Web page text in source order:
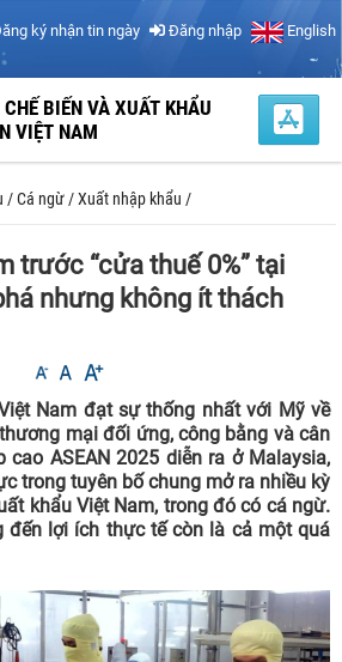
ký nhận tin ngày Đăng nhập English
BIẾN VÀ XUẤT KHẨU
VIỆT NAM
/Cá ngừ /Xuất nhập khẩu /
trước “cửa thuế 0%” tại
nhưng không ít thách
Nam đạt sự thống nhất với Mỹ về
mại đối ứng, công bằng và cân
cao ASEAN 2025 diễn ra ở Malaysia,
trong tuyên bố chung mở ra nhiều kỳ
khẩu Việt Nam, trong đó có cá ngừ.
đến lợi ích thực tế còn là cả một quá